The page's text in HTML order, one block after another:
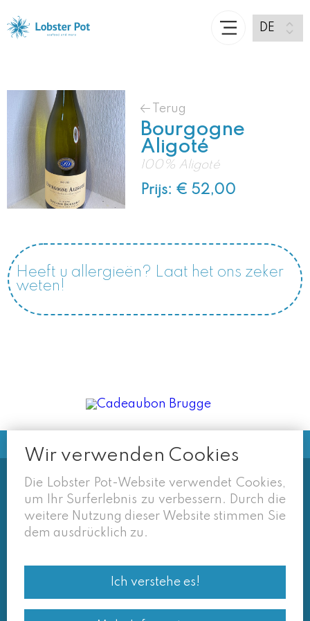
Terug
Bourgogne
Aligoté
100% Aligoté
Prijs: € 52,00
Heeft u allergieën? Laat het ons zeker
weten!
Soms vermelden derden sites
(google/overzichtssites) een tarief dat niet meer
van toepassing is. Enkel de prijzen op onze eigen
recht voor om ook van daar geafficheerde prijzen
af te wijken.
© Lobster Pot 2026
Wir verwenden Cookies
Die Lobster Pot-Website verwendet Cookies,
um Ihr Surferlebnis zu verbessern. Durch die
weitere Nutzung dieser Website stimmen Sie
dem ausdrücklich zu.
Ich verstehe es!